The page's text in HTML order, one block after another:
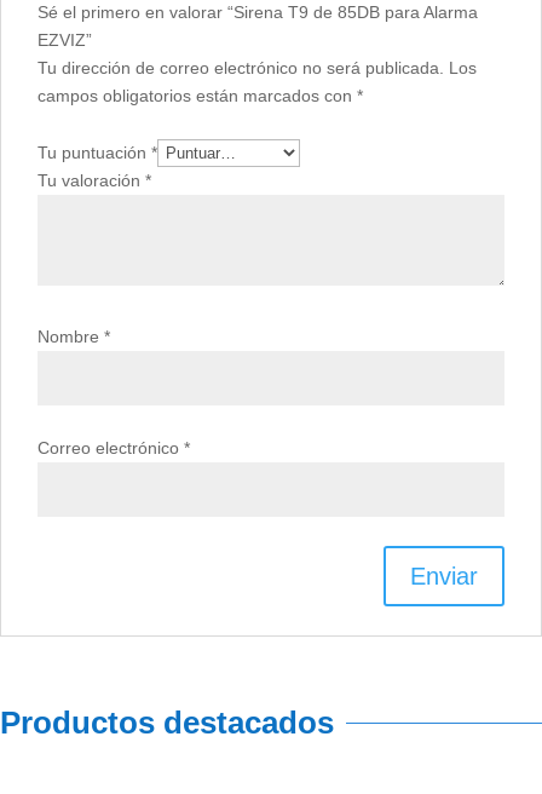
Sé el primero en valorar “Sirena T9 de 85DB para Alarma
EZVIZ”
Tu dirección de correo electrónico no será publicada.
Los
campos obligatorios están marcados con *
Tu puntuación *
Tu valoración *
Nombre *
Correo electrónico *
Productos destacados